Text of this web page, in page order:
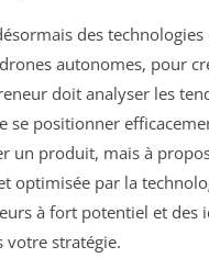
des
autonomes, pour
doit analyser les
se positionner
un produit, mais à
optimisée par la
à fort potentiel et des
votre stratégie.